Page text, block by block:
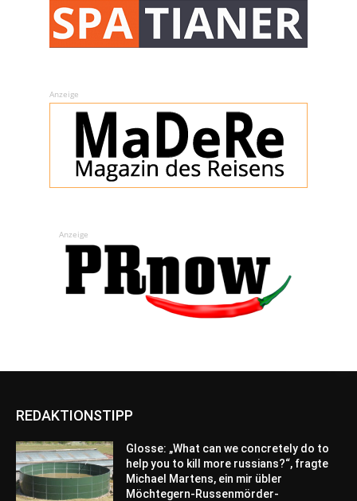
Anzeige
Anzeige
REDAKTIONSTIPP
Glosse: „What can we concretely do to
help you to kill more russians?“, fragte
Michael Martens, ein mir übler
Möchtegern-Russenmörder-